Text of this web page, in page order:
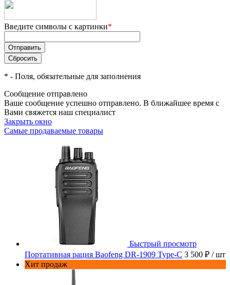
Введите символы с картинки*
* - Поля, обязательные для заполнения
Сообщение отправлено
Ваше сообщение успешно отправлено. В ближайшее время с
Вами свяжется наш специалист
Закрыть окно
Самые продаваемые товары
Быстрый просмотр
Портативная рация Baofeng DR-1909 Type-C 3 500 ₽ / шт
Хит продаж